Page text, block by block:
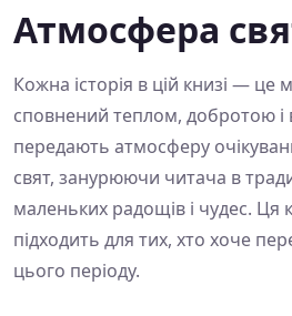
Атмосфера
Кожна історія в цій книзі — це
сповнений теплом, добротою
передають атмосферу
свят, занурюючи читача в
маленьких радощів і чудес. Ця
підходить для тих, хто хоче
цього періоду.